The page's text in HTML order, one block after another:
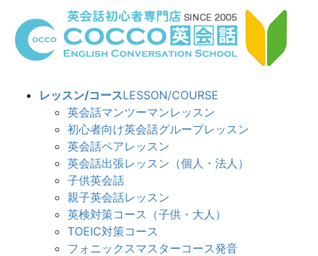
レッスン/コースLESSON/COURSE
英会話マンツーマンレッスン
初心者向け英会話グループレッスン
英会話ペアレッスン
英会話出張レッスン（個人・法人）
子供英会話
親子英会話レッスン
英検対策コース（子供・大人）
TOEIC対策コース
フォニックスマスターコース発音